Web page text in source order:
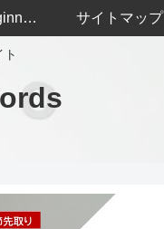
英単語辞典 for Beginners サイトマップ